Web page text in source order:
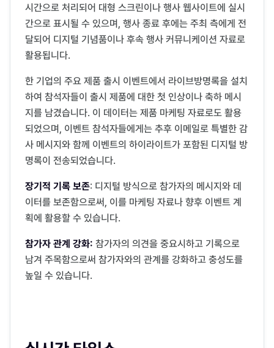
시간으로 처리되어 대형 스크린이나 행사 웹사이트에 실시
간으로 표시될 수 있으며, 행사 종료 후에는 주최 측에게 전
달되어 디지털 기념품이나 후속 행사 커뮤니케이션 자료로
활용됩니다.
한 기업의 주요 제품 출시 이벤트에서 라이브방명록을 설치
하여 참석자들이 출시 제품에 대한 첫 인상이나 축하 메시
지를 남겼습니다. 이 데이터는 제품 마케팅 자료로도 활용
되었으며, 이벤트 참석자들에게는 추후 이메일로 특별한 감
사 메시지와 함께 이벤트의 하이라이트가 포함된 디지털 방
명록이 전송되었습니다.
장기적 기록 보존: 디지털 방식으로 참가자의 메시지와 데
이터를 보존함으로써, 이를 마케팅 자료나 향후 이벤트 계
획에 활용할 수 있습니다.
참가자 관계 강화: 참가자의 의견을 중요시하고 기록으로
남겨 주목함으로써 참가자와의 관계를 강화하고 충성도를
높일 수 있습니다.